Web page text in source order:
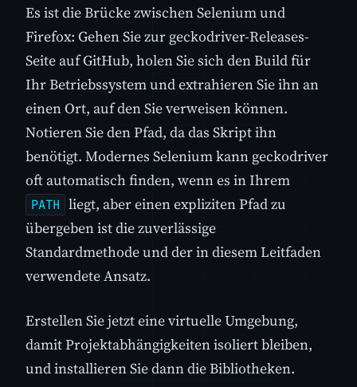
Es ist die Brücke zwischen Selenium und
Firefox: Gehen Sie zur geckodriver-Releases-
Seite auf GitHub, holen Sie sich den Build für
Ihr Betriebssystem und extrahieren Sie ihn an
einen Ort, auf den Sie verweisen können.
Notieren Sie den Pfad, da das Skript ihn
benötigt. Modernes Selenium kann geckodriver
oft automatisch finden, wenn es in Ihrem
PATH liegt, aber einen expliziten Pfad zu
übergeben ist die zuverlässige
Standardmethode und der in diesem Leitfaden
verwendete Ansatz.
Erstellen Sie jetzt eine virtuelle Umgebung,
damit Projektabhängigkeiten isoliert bleiben,
und installieren Sie dann die Bibliotheken.